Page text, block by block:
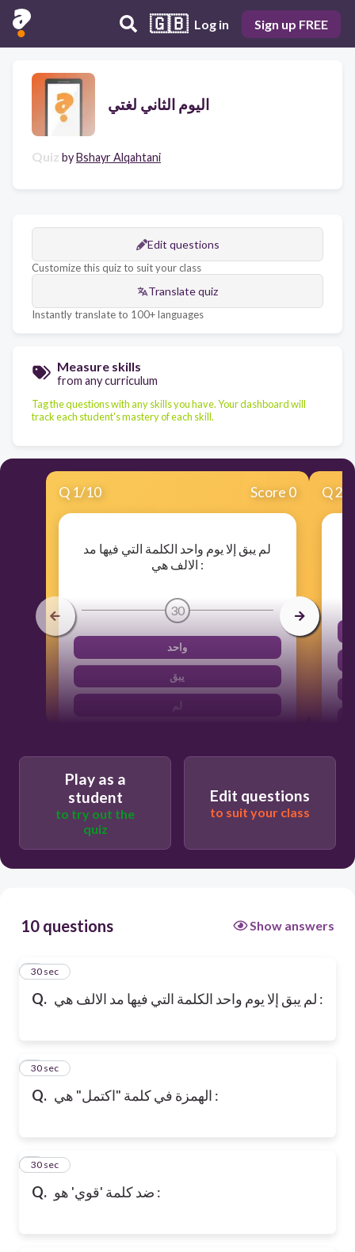
🇬🇧 Log in Sign up FREE
اليوم الثاني لغتي
Quiz byBshayr Alqahtani
Edit questions
Customize this quiz to suit your class
Translate quiz
Instantly translate to 100+ languages
Measure skills
from any curriculum
Tag the questions with any skills you have. Your dashboard will
track each student's mastery of each skill.
Q 1/10 Score 0
لم يبق إلا يوم واحد الكلمة التي فيها مد
الالف هي :
30
واحد
يبق
لم
Q2
Play as a
student
to try out the
quiz
Edit questions
to suit your class
10 questions Show answers
Q. لم يبق إلا يوم واحد الكلمة التي فيها مد الالف هي :
1
30 sec
Q. الهمزة في كلمة "اكتمل" هي :
2
30 sec
Q. ضد كلمة 'قوي' هو :
3
30 sec